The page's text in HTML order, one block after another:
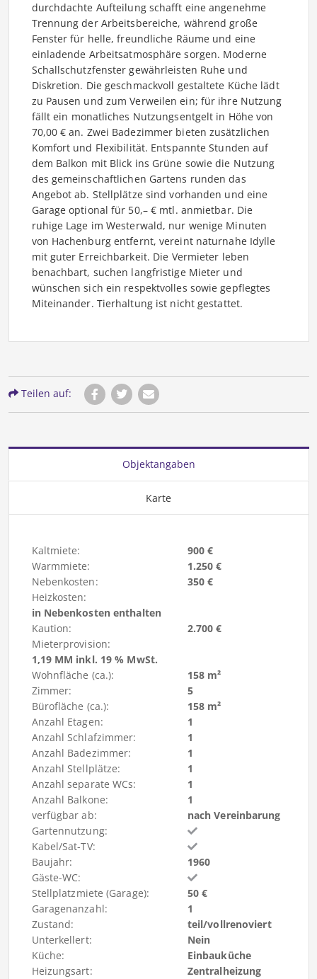
durchdachte Aufteilung schafft eine angenehme
Trennung der Arbeitsbereiche, während große
Fenster für helle, freundliche Räume und eine
einladende Arbeitsatmosphäre sorgen. Moderne
Schallschutzfenster gewährleisten Ruhe und
Diskretion. Die geschmackvoll gestaltete Küche lädt
zu Pausen und zum Verweilen ein; für ihre Nutzung
fällt ein monatliches Nutzungsentgelt in Höhe von
70,00 € an. Zwei Badezimmer bieten zusätzlichen
Komfort und Flexibilität. Entspannte Stunden auf
dem Balkon mit Blick ins Grüne sowie die Nutzung
des gemeinschaftlichen Gartens runden das
Angebot ab. Stellplätze sind vorhanden und eine
Garage optional für 50,– € mtl. anmietbar. Die
ruhige Lage im Westerwald, nur wenige Minuten
von Hachenburg entfernt, vereint naturnahe Idylle
mit guter Erreichbarkeit. Die Vermieter leben
benachbart, suchen langfristige Mieter und
wünschen sich ein respektvolles sowie gepflegtes
Miteinander. Tierhaltung ist nicht gestattet.
Teilen auf:
Objektangaben
Karte
Kaltmiete:
900 €
Warmmiete:
1.250 €
Nebenkosten:
350 €
Heizkosten:
in Nebenkosten enthalten
Kaution:
2.700 €
Mieterprovision:
1,19 MM inkl. 19 % MwSt.
Wohnfläche (ca.):
158 m²
Zimmer:
5
Bürofläche (ca.):
158 m²
Anzahl Etagen:
1
Anzahl Schlafzimmer:
1
Anzahl Badezimmer:
1
Anzahl Stellplätze:
1
Anzahl separate WCs:
1
Anzahl Balkone:
1
verfügbar ab:
nach Vereinbarung
Gartennutzung:
Kabel/Sat-TV:
Baujahr:
1960
Gäste-WC:
Stellplatzmiete (Garage):
50 €
Garagenanzahl:
1
Zustand:
teil/vollrenoviert
Unterkellert:
Nein
Küche:
Einbauküche
Heizungsart:
Zentralheizung